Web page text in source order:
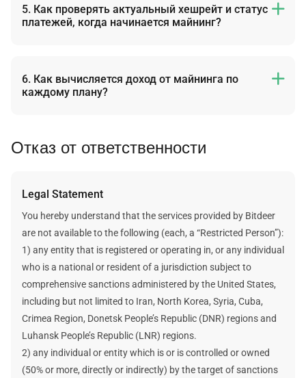
В режиме «Ускоренный» Можно изменить адрес
кошелька, но не пул майнинга.
или «Хешрейт» в зависимости от плана, в который
вносите изменения. При этом потребуется подтвердить
5. Как проверять актуальный хешрейт и статус
платежей, когда начинается майнинг?

полученную криптовалюту напрямую на адрес вашего
кошелька.
по каждому плану можно просматривать на панели
Более подробная информация указана в статье нашего
справочного центра..
6. Как вычисляется доход от майнинга по
каждому плану?

помощью статических расчётов можно подсчитать
и данных майнинга лежит предположение, что стоимость
криптовалюты в будущем, сложность майнинга и
награда за блок — это постоянные и неизменяемые
величины.
Bitdeer не дает никаких гарантий относительно будущих
доходов. Любые указанные цифры будущих доходов
являются приблизительными оценками и
предположениями. На фактический доход влияет
множество факторов, не зависящих от Bitdeer.
Отказ от ответственности
Legal Statement
You hereby understand that the services provided by Bitdeer
are not available to the following (each, a “Restricted Person”):
1) any entity that is registered or operating in, or any individual
who is a national or resident of a jurisdiction subject to
comprehensive sanctions administered by the United States,
including but not limited to Iran, North Korea, Syria, Cuba,
Crimea Region, Donetsk People’s Republic (DNR) regions and
Luhansk People’s Republic (LNR) regions.
2) any individual or entity which is or is controlled or owned
(50% or more, directly or indirectly) by the target of sanctions